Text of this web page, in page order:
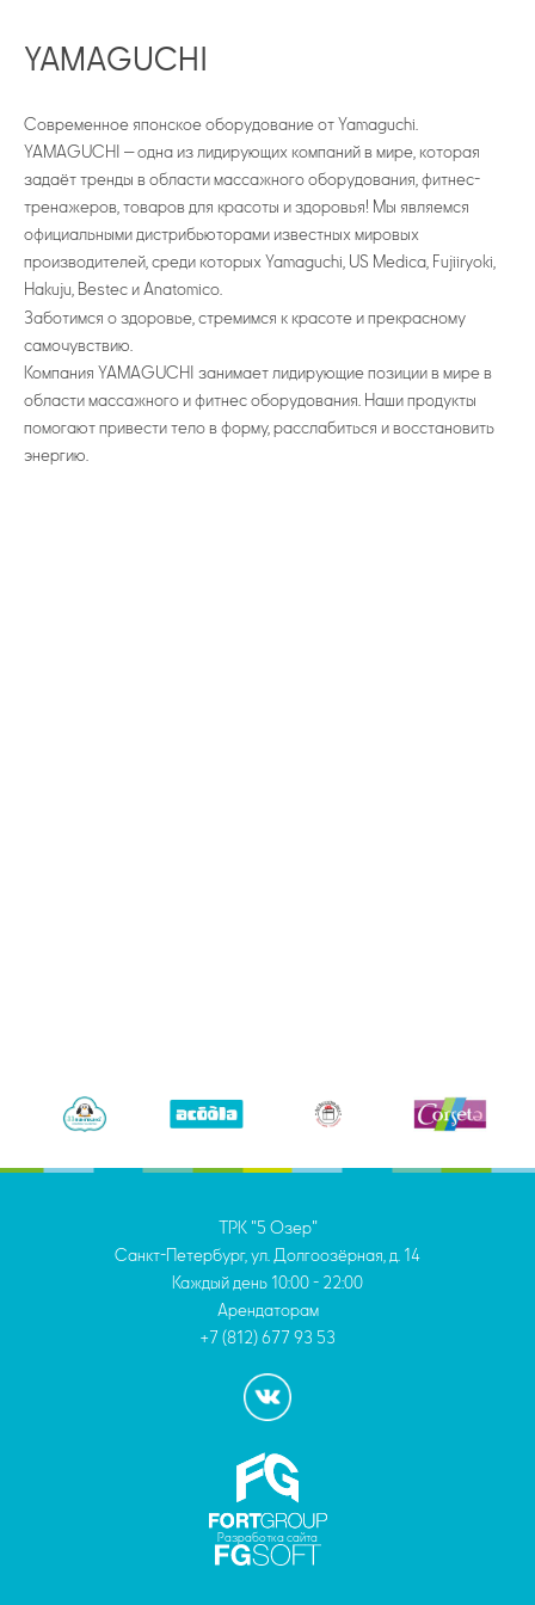
YAMAGUCHI
Современное японское оборудование от Yamaguchi.
YAMAGUCHI — одна из лидирующих компаний в мире, которая
задаёт тренды в области массажного оборудования, фитнес-
тренажеров, товаров для красоты и здоровья! Мы являемся
официальными дистрибьюторами известных мировых
производителей, среди которых Yamaguchi, US Medica, Fujiiryoki,
Hakuju, Bestec и Anatomico.
Заботимся о здоровье, стремимся к красоте и прекрасному
самочувствию.
Компания YAMAGUCHI занимает лидирующие позиции в мире в
области массажного и фитнес оборудования. Наши продукты
помогают привести тело в форму, расслабиться и восстановить
энергию.
Каждый день 10:00 - 22:00
Арендаторам
+7 (812) 677 93 53
ТРК "5 Озер"
Санкт-Петербург, ул. Долгоозёрная, д. 14
Разработка сайта